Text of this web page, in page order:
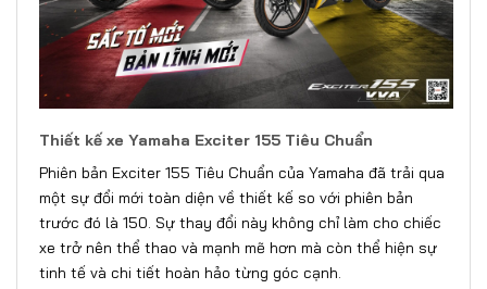
Thiết kế xe Yamaha Exciter 155 Tiêu Chuẩn
Phiên bản Exciter 155 Tiêu Chuẩn của Yamaha đã trải qua
một sự đổi mới toàn diện về thiết kế so với phiên bản
trước đó là 150. Sự thay đổi này không chỉ làm cho chiếc
xe trở nên thể thao và mạnh mẽ hơn mà còn thể hiện sự
tinh tế và chi tiết hoàn hảo từng góc cạnh.